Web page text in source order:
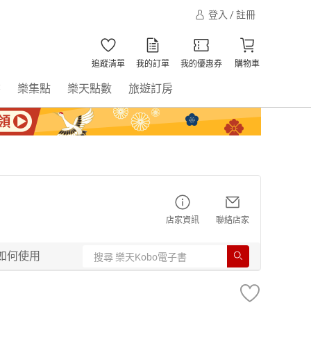
登入 / 註冊
追蹤清單 我的訂單 我的優惠券 購物車
樂集點 樂天點數 旅遊訂房
店家資訊 聯絡店家
何使用